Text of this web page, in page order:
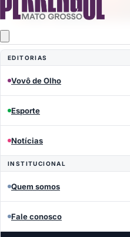
EDITORIAS
Vovô de Olho
Esporte
Notícias
INSTITUCIONAL
Quem somos
Fale conosco
Mais lidas